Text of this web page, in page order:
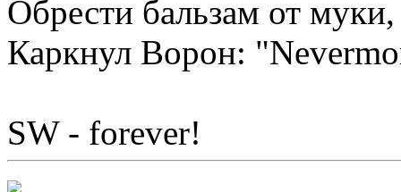
Обрести бальзам от
Каркнул Ворон:
SW - forever!